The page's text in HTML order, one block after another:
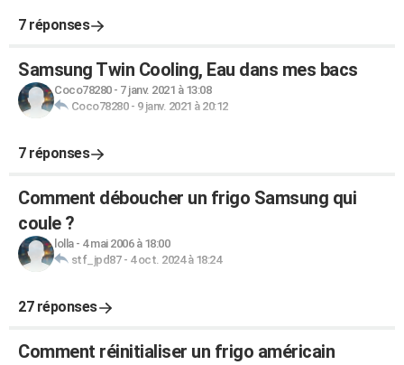
7 réponses
Samsung Twin Cooling, Eau dans mes bacs
Coco78280- 7 janv. 2021 à 13:08
Coco78280- 9 janv. 2021 à 20:12
7 réponses
Comment déboucher un frigo Samsung qui
coule ?
lolla- 4 mai 2006 à 18:00
stf_jpd87- 4 oct. 2024 à 18:24
27 réponses
Comment réinitialiser un frigo américain